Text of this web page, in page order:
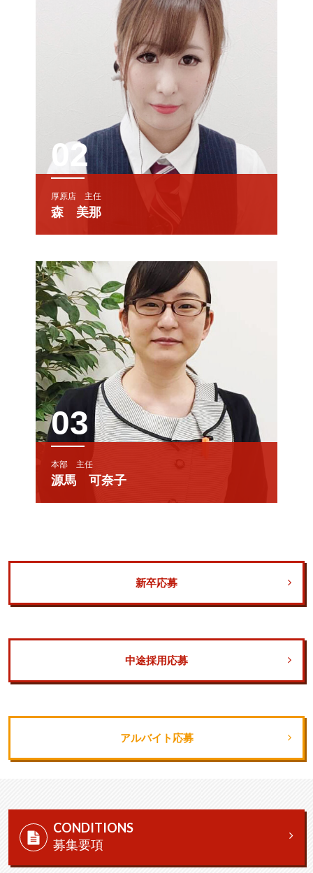
02
厚原店 主任
森 美那
03
本部 主任
源馬 可奈子
新卒応募
中途採用応募
アルバイト応募
CONDITIONS
募集要項